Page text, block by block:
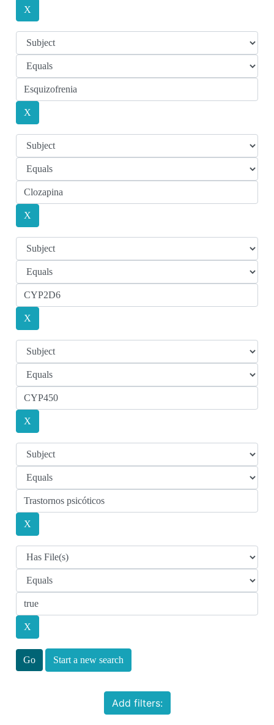
Start a new search
Add filters: